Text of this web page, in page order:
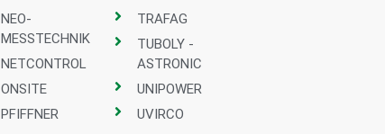
NEO-
MESSTECHNIK
NETCONTROL
ONSITE
PFIFFNER
TRAFAG
TUBOLY -
ASTRONIC
UNIPOWER
UVIRCO